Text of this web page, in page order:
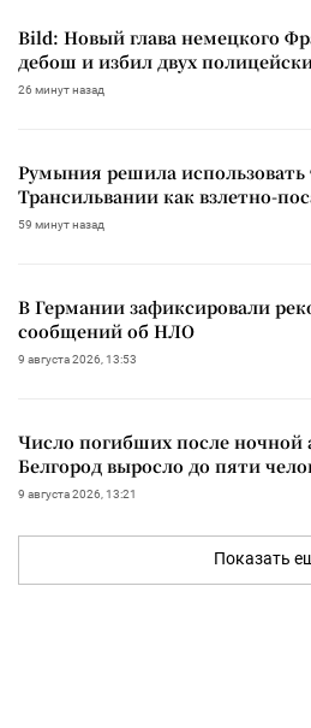
Bild: Новый глава немецкого
дебош и избил двух
26 минут назад
Румыния решила использовать
Трансильвании как взлетно-
59 минут назад
В Германии зафиксировали
сообщений об НЛО
9 августа 2026, 13:53
Число погибших после ночной
Белгород выросло до пяти
9 августа 2026, 13:21
Показать